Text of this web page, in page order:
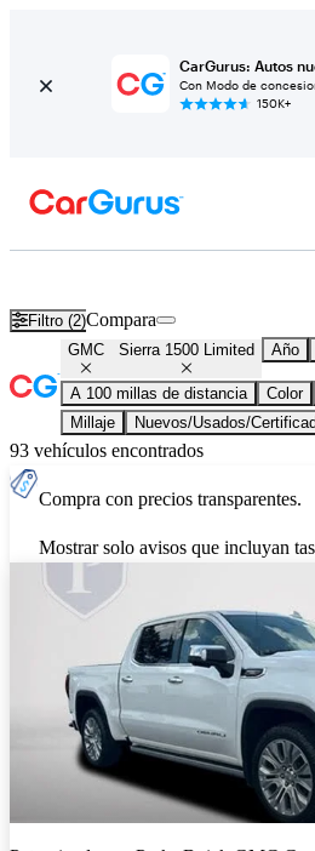
CarGurus: Autos
Con Modo de
150K+
Filtro (2)Compara
GMC Sierra 1500 Limited Año
A 100 millas de distancia Color
Millaje
Nuevos/Usados/
93 vehículos encontrados
Compra con precios transparentes.
Mostrar solo avisos que incluyan